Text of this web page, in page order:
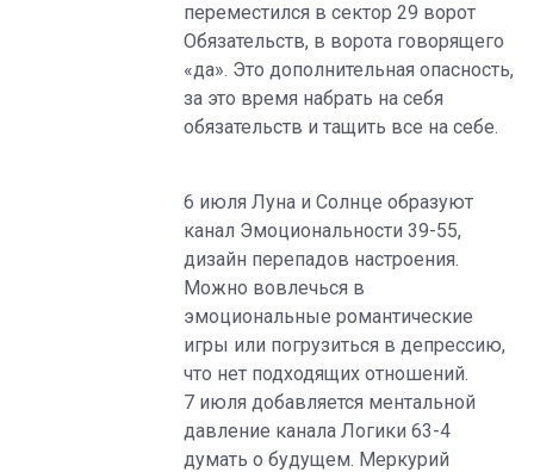
переместился в сектор 29 ворот
Обязательств, в ворота говорящего
«да». Это дополнительная опасность,
за это время набрать на себя
обязательств и тащить все на себе.
6 июля Луна и Солнце образуют
канал Эмоциональности 39-55,
дизайн перепадов настроения.
Можно вовлечься в
эмоциональные романтические
игры или погрузиться в депрессию,
что нет подходящих отношений.
7 июля добавляется ментальной
давление канала Логики 63-4
думать о будущем. Меркурий